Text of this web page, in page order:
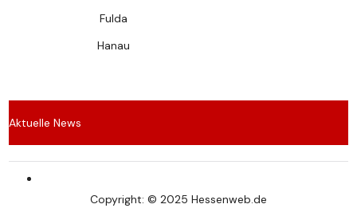
Fulda
Hanau
Aktuelle News
Copyright: © 2025 Hessenweb.de